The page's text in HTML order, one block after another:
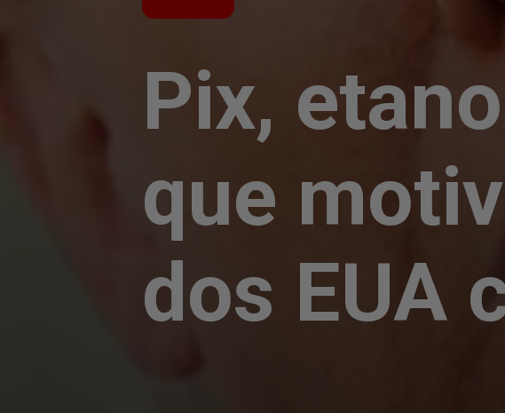
Pix,
que
dos EUA